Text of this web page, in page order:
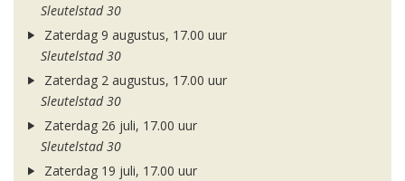
Sleutelstad 30
Zaterdag 9 augustus, 17.00 uur
Sleutelstad 30
Zaterdag 2 augustus, 17.00 uur
Sleutelstad 30
Zaterdag 26 juli, 17.00 uur
Sleutelstad 30
Zaterdag 19 juli, 17.00 uur